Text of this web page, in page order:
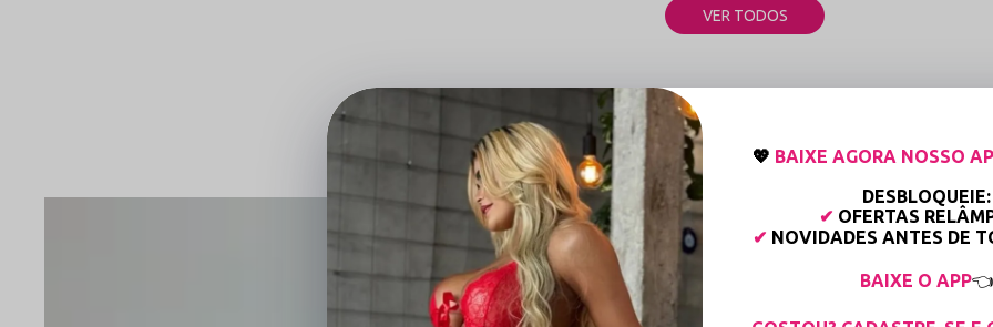
VER TODOS
NOSSAS CATEGORIAS
💖 BAIXE AGORA NOSSO
DESBLOQUEIE:
✔ OFERTAS
✔ NOVIDADES ANTES DE
BAIXE O APP👈